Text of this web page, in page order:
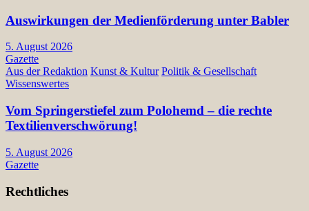
Auswirkungen der Medienförderung unter Babler
5. August 2026
Gazette
Aus der Redaktion Kunst & Kultur Politik & Gesellschaft
Wissenswertes
Vom Springerstiefel zum Polohemd – die rechte
Textilienverschwörung!
5. August 2026
Gazette
Rechtliches